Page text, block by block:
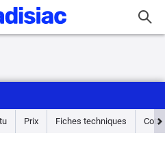
Prix Fiches techniques Cote